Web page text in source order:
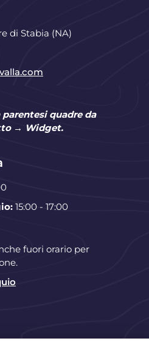
di Stabia (NA)
quadre da
→ Widget.
15:00 - 17:00
fuori orario per